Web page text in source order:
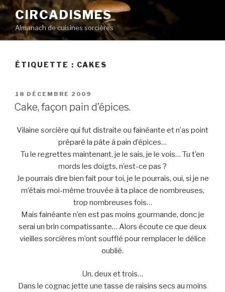
Aller
au
contenu
principal
CIRCADISMES
Almanach de cuisines sorcières
ÉTIQUETTE : CAKES
PUBLIÉ
LE
18 DÉCEMBRE 2009
Cake, façon pain d’épices.
Vilaine sorcière qui fut distraite ou fainéante et n’as point
préparé la pâte à pain d’épices…
Tu le regrettes maintenant, je le sais, je le vois… Tu t’en
mords les doigts, n’est-ce pas ?
Je pourrais dire bien fait pour toi, je le pourrais, oui, si je ne
m’étais moi-même trouvée à ta place de nombreuses,
trop nombreuses fois…
Mais fainéante n’en est pas moins gourmande, donc je
serai un brin compatissante… Alors écoute ce que deux
vieilles sorcières m’ont soufflé pour remplacer le délice
oublié.
Un, deux et trois…
Dans le cognac jette une tasse de raisins secs au moins